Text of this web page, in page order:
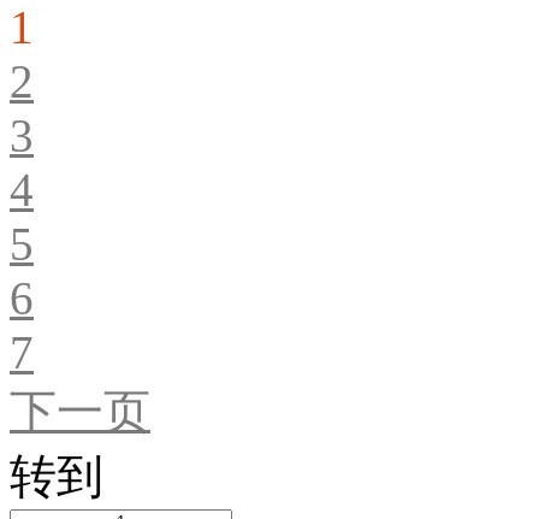
1
2
3
4
5
6
7
下一页
转到